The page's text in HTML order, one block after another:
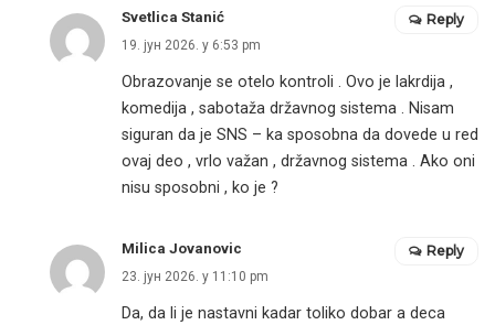
Svetlica Stanić
19. јун 2026. у 6:53 pm
Obrazovanje se otelo kontroli . Ovo je lakrdija ,
komedija , sabotaža državnog sistema . Nisam
siguran da je SNS – ka sposobna da dovede u red
ovaj deo , vrlo važan , državnog sistema . Ako oni
nisu sposobni , ko je ?
Reply
Milica Jovanovic
23. јун 2026. у 11:10 pm
Da, da li je nastavni kadar toliko dobar a deca
Reply